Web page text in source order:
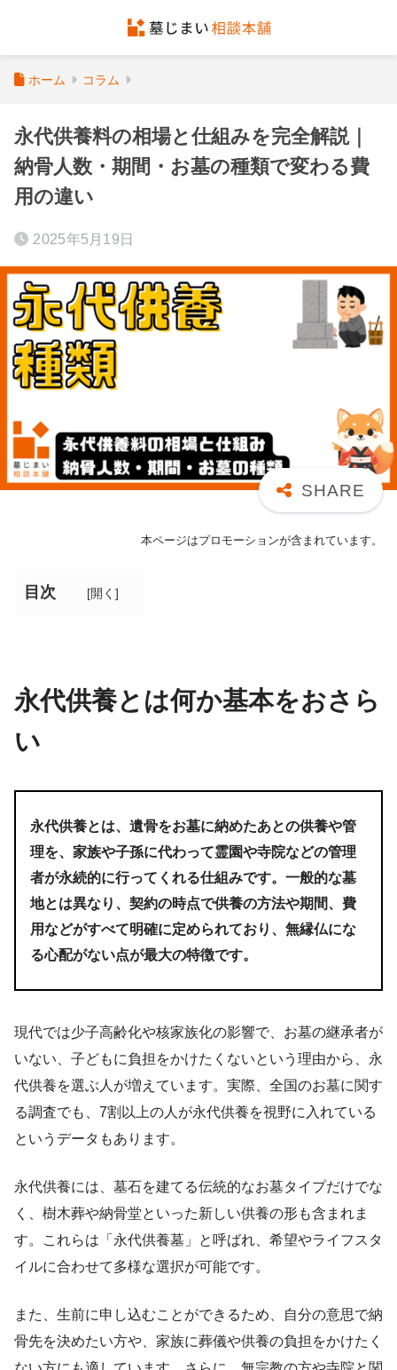
ホーム コラム
永代供養料の相場と仕組みを完全解説｜
納骨人数・期間・お墓の種類で変わる費
用の違い
2025年5月19日
本ページはプロモーションが含まれています。
目次 [開く ]
永代供養とは何か基本をおさら
い
永代供養とは、遺骨をお墓に納めたあとの供養や管
理を、家族や子孫に代わって霊園や寺院などの管理
者が永続的に行ってくれる仕組みです。一般的な墓
地とは異なり、契約の時点で供養の方法や期間、費
用などがすべて明確に定められており、無縁仏にな
る心配がない点が最大の特徴です。
現代では少子高齢化や核家族化の影響で、お墓の継承者が
いない、子どもに負担をかけたくないという理由から、永
代供養を選ぶ人が増えています。実際、全国のお墓に関す
る調査でも、7割以上の人が永代供養を視野に入れている
というデータもあります。
永代供養には、墓石を建てる伝統的なお墓タイプだけでな
く、樹木葬や納骨堂といった新しい供養の形も含まれま
す。これらは「永代供養墓」と呼ばれ、希望やライフスタ
イルに合わせて多様な選択が可能です。
また、生前に申し込むことができるため、自分の意思で納
骨先を決めたい方や、家族に葬儀や供養の負担をかけたく